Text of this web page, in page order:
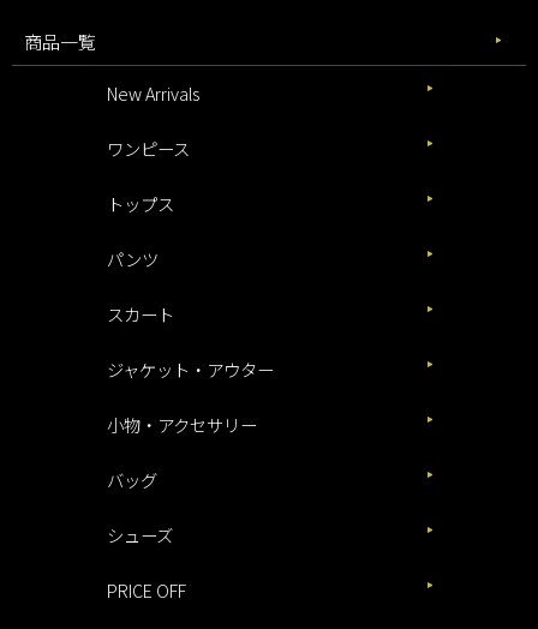
商品一覧
New Arrivals
ワンピース
トップス
パンツ
スカート
ジャケット・アウター
小物・アクセサリー
バッグ
シューズ
PRICE OFF